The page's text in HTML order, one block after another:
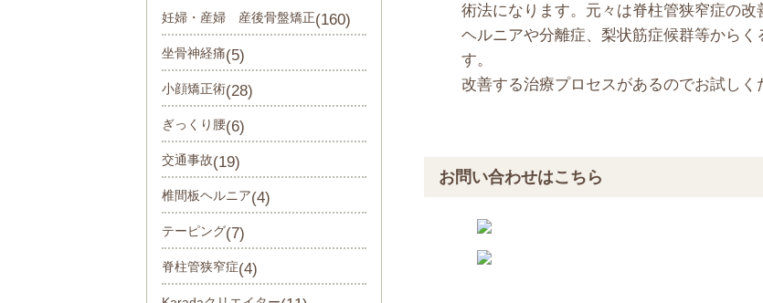
術法になります。元々は脊柱管狭窄症の
ヘルニアや分離症、梨状筋症候群等から
す。
改善する治療プロセスがあるのでお試しく
お問い合わせはこちら
妊婦・産婦 産後骨盤矯正(160)
坐骨神経痛(5)
小顔矯正術(28)
ぎっくり腰(6)
交通事故(19)
椎間板ヘルニア(4)
テーピング(7)
脊柱管狭窄症(4)